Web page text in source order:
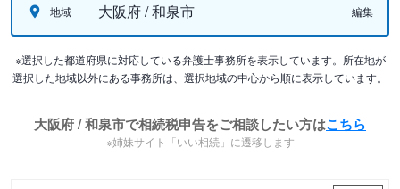
地域 大阪府 / 和泉市 編集
※選択した都道府県に対応している弁護士事務所を表示しています。所在地が
選択した地域以外にある事務所は、選択地域の中心から順に表示しています。
大阪府 / 和泉市で相続税申告をご相談したい方はこちら
※姉妹サイト「いい相続」に遷移します